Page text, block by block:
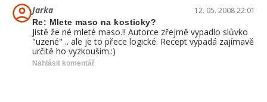
Jarka 12. 05. 2008 22:01
Re: Mlete maso na kosticky?
Jistě že né mleté maso.!! Autorce zřejmě vypadlo slůvko
"uzené" .. ale je to přece logické. Recept vypadá zajímavě
určitě ho vyzkouším.:)
Nahlásit komentář